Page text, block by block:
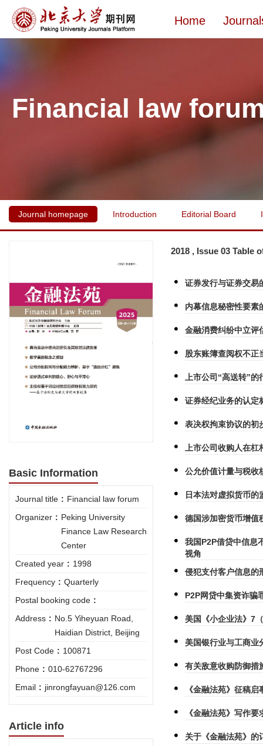
Home
Financial law
Journal homepage Introduction Editorial Board
Basic Information
Journal title : Financial law forum
Organizer : Peking University
Finance Law Research
Center
Created year : 1998
Frequency : Quarterly
Postal booking code :
Address : No.5 Yiheyuan Road,
Haidian District, Beijing
Post Code : 100871
Phone : 010-62767296
Email : jinrongfayuan@126.com
Article info
2018 , Issue 03 Table
证券发行与证券交
内幕信息秘密性要素
金融消费纠纷中立评
股东账簿查阅权不
上市公司“高送转”
证券经纪业务的认
表决权拘束协议的
上市公司收购人在
公允价值计量与税
日本法对虚拟货币的
德国涉加密货币增值
我国P2P借贷中信
视角
侵犯支付客户信息的
P2P网贷中集资诈
美国《小企业法》7
美国银行业与工商业
有关敌意收购防御措
《金融法苑》征稿启
《金融法苑》写作
关于《金融法苑》的